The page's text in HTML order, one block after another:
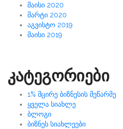
მაისი 2020
მარტი 2020
აგვისტო 2019
მაისი 2019
კატეგორიები
1% მცირე ბიზნესის მეწარმე
ყველა სიახლე
ბლოგი
ბიზნეს სიახლეები